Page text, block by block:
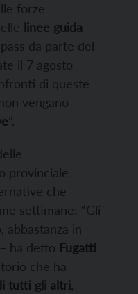
forze
linee guida
da parte del
il 7 agosto
di queste
vengano
”.
provinciale
che
settimane: “Gli
abbastanza in
ha detto Fugatti
che ha
tutti gli altri,